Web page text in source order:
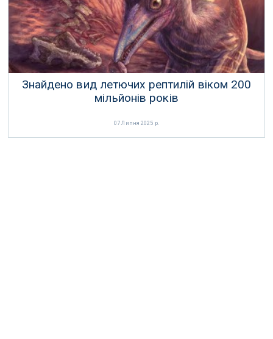
Знайдено вид летючих рептилій віком 200
мільйонів років
07 Липня 2025 р.